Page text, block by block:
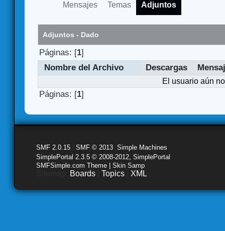
Mensajes Temas Adjuntos
Adjuntos - Dado
Páginas: [1]
Nombre del Archivo
Descargas
El usuario aún
Páginas: [1]
SMF 2.0.15 SMF © 2013 Simple Machines
SimplePortal 2.3.5 © 2008-2012, SimplePortal
SMFSimple.com Theme | Skin Samp
Boards Topics XML